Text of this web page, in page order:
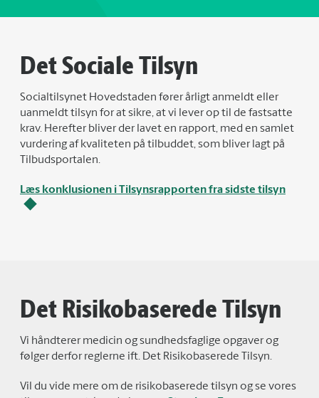
Det Sociale Tilsyn
Socialtilsynet Hovedstaden fører årligt anmeldt eller
uanmeldt tilsyn for at sikre, at vi lever op til de fastsatte
krav. Herefter bliver der lavet en rapport, med en samlet
vurdering af kvaliteten på tilbuddet, som bliver lagt på
Tilbudsportalen.
Læs konklusionen i Tilsynsrapporten fra sidste tilsyn
Det Risikobaserede Tilsyn
Vi håndterer medicin og sundhedsfaglige opgaver og
følger derfor reglerne ift. Det Risikobaserede Tilsyn.
Vil du vide mere om de risikobaserede tilsyn og se vores